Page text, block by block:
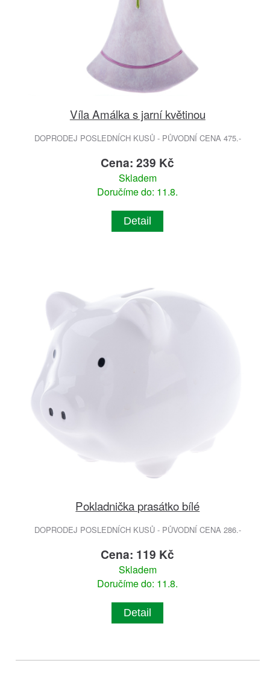
Víla Amálka s jarní květinou
DOPRODEJ POSLEDNÍCH KUSŮ - PŮVODNÍ CENA 475.-
Cena: 239 Kč
Skladem
Doručíme do: 11.8.
Detail
Pokladnička prasátko bílé
DOPRODEJ POSLEDNÍCH KUSŮ - PŮVODNÍ CENA 286.-
Cena: 119 Kč
Skladem
Doručíme do: 11.8.
Detail